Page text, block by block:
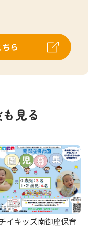
ら
見る
イキッズ南御座保育